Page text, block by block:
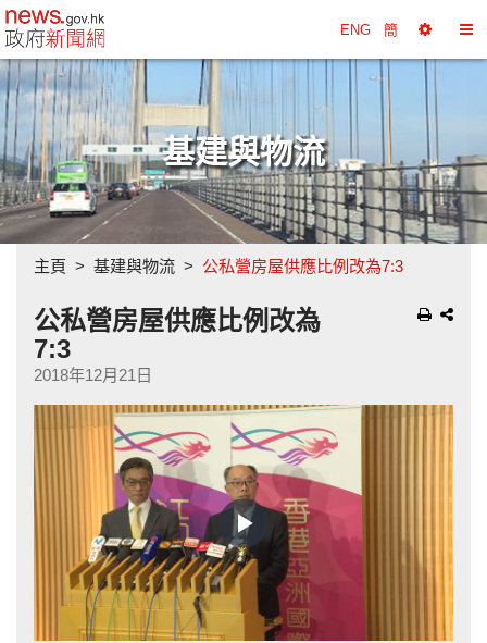
政府新聞網主頁 ENG 簡
擇
工
具
換
基建與物流
主頁 基建與物流 公私營房屋供應比例改為7:3
公私營房屋供應比例改為
7:3
2018年12月21日
Play
Video